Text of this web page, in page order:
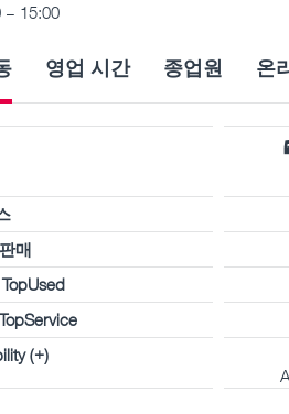
– 15:00
영업 시간 종업원 온
매
(+)